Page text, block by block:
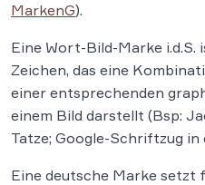
MarkenG).
Eine Wort-Bild-Marke i.d.S.
Zeichen, das eine
einer entsprechenden
einem Bild darstellt (Bsp:
Tatze; Google-Schriftzug
Eine deutsche Marke